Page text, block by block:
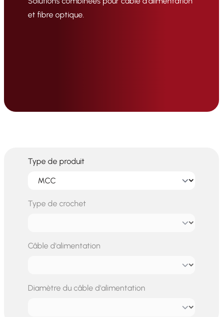
et fibre optique.
Type de produit
Type de crochet
Câble d'alimentation
Diamètre du câble d'alimentation